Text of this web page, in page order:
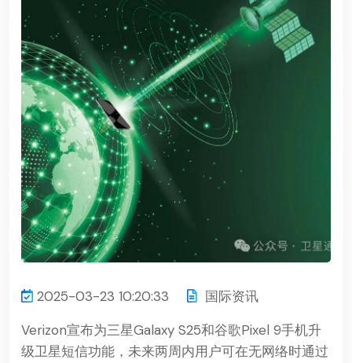
2025-03-23 10:20:33
国际资讯
Verizon宣布为三星Galaxy S25和谷歌Pixel 9手机升
级卫星短信功能，未来两周内用户可在无网络时通过